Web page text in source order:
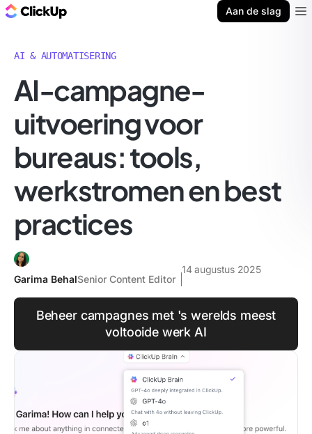
Aan de slag
AI & AUTOMATISERING
AI-campagne-
uitvoering voor
bureaus: tools,
werkstromen en best
practices
Garima BehalSenior Content Editor
14 augustus 2025
Beheer campagnes met 's werelds meest
voltooide werk AI